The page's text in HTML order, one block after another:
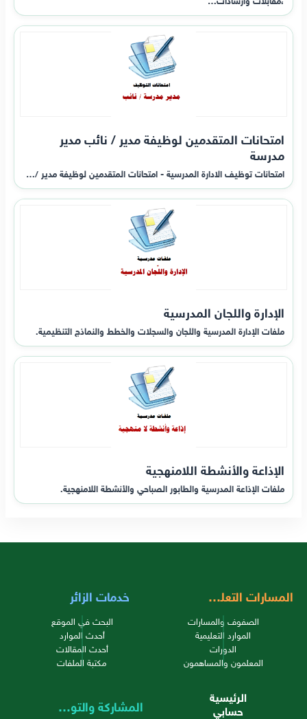
امتحانات المتقدمين لوظيفة مدير / نائب مدير
مدرسة
امتحانات توظيف الادارة المدرسية - امتحانات المتقدمين لوظيفة مدير /…
الإدارة واللجان المدرسية
ملفات الإدارة المدرسية واللجان والسجلات والخطط والنماذج التنظيمية.
الإذاعة والأنشطة اللامنهجية
ملفات الإذاعة المدرسية والطابور الصباحي والأنشطة اللامنهجية.
المسارات التعليمية
الصفوف والمسارات
الموارد التعليمية
الدورات
المعلمون والمساهمون
خدمات الزائر
البحث في الموقع
أحدث الموارد
أحدث المقالات
مكتبة الملفات
الرئيسية
حسابي المشاركة والتواصل